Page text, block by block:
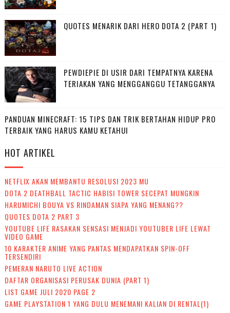
QUOTES MENARIK DARI HERO DOTA 2 (PART 1)
PEWDIEPIE DI USIR DARI TEMPATNYA KARENA
TERIAKAN YANG MENGGANGGU TETANGGANYA
PANDUAN MINECRAFT: 15 TIPS DAN TRIK BERTAHAN HIDUP PRO
TERBAIK YANG HARUS KAMU KETAHUI
HOT ARTIKEL
NETFLIX AKAN MEMBANTU RESOLUSI 2023 MU
DOTA 2 DEATHBALL TACTIC HABISI TOWER SECEPAT MUNGKIN
HARUMICHI BOUYA VS RINDAMAN SIAPA YANG MENANG??
QUOTES DOTA 2 PART 3
YOUTUBE LIFE RASAKAN SENSASI MENJADI YOUTUBER LIFE LEWAT
VIDEO GAME
10 KARAKTER ANIME YANG PANTAS MENDAPATKAN SPIN-OFF
TERSENDIRI
PEMERAN NARUTO LIVE ACTION
DAFTAR ORGANISASI PERUSAK DUNIA (PART 1)
LIST GAME JULI 2020 PAGE 2
GAME PLAYSTATION 1 YANG DULU MENEMANI KALIAN DI RENTAL(1)